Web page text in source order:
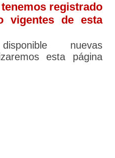
registrado
vigentes de esta
nuevas
esta página